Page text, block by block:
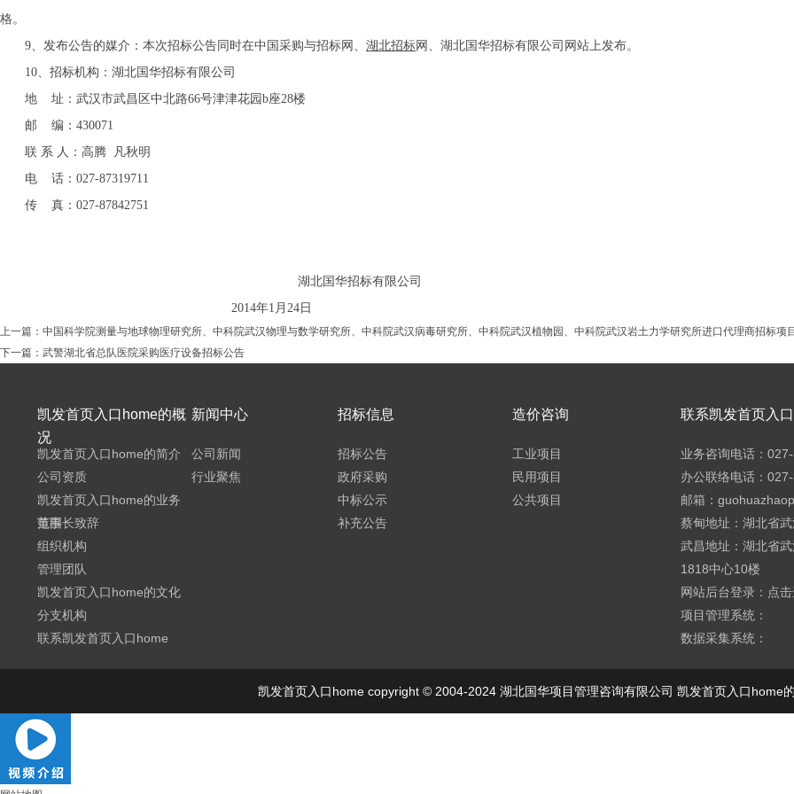
格。
9、发布公告的媒介：本次招标公告同时在中国采购与招标网、 湖北招标网、湖北国华招标有限公司网站上发布。
10、招标机构：湖北国华招标有限公司
地 址：武汉市武昌区中北路66号津津花园b座28楼
邮 编：430071
联 系 人：高腾 凡秋明
电 话：027-87319711
传 真：027-87842751
湖北国华招标有限公司
2014年1 月 24 日
上一篇： 中国科学院测量与地球物理研究所、中科院武汉物理与数学研究所、中科院武汉病毒研究所、中科院武汉植物园、中科院武汉岩土力学研究所进口代理商招标项
下一篇： 武警湖北省总队医院采购医疗设备招标公告
凯发首页入口home的概
况
凯发首页入口home的简介
公司资质
凯发首页入口home的业务
范围
董事长致辞
组织机构
管理团队
凯发首页入口home的文化
分支机构
联系凯发首页入口home
新闻中心
公司新闻
行业聚焦
招标信息
招标公告
政府采购
中标公示
补充公告
造价咨询
工业项目
民用项目
公共项目
联系凯发首页入
业务咨询电话：
办公联络电话：
邮箱：
蔡甸地址：湖北省
武昌地址：湖北省
1818中心10楼
网站后台登录： 点
项目管理系统：
数据采集系统：
凯发首页入口home copyright © 2004-2024 湖北国华项目管理咨询有限公司 凯发首页入口home